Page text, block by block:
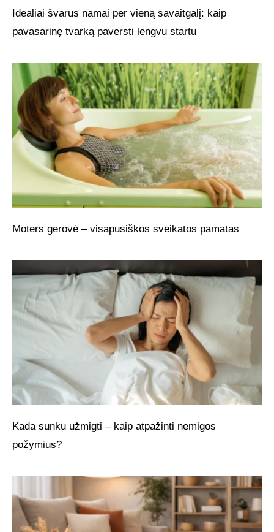
Idealiai švarūs namai per vieną savaitgalį: kaip
pavasarinę tvarką paversti lengvu startu
Moters gerovė – visapusiškos sveikatos pamatas
Kada sunku užmigti – kaip atpažinti nemigos
požymius?